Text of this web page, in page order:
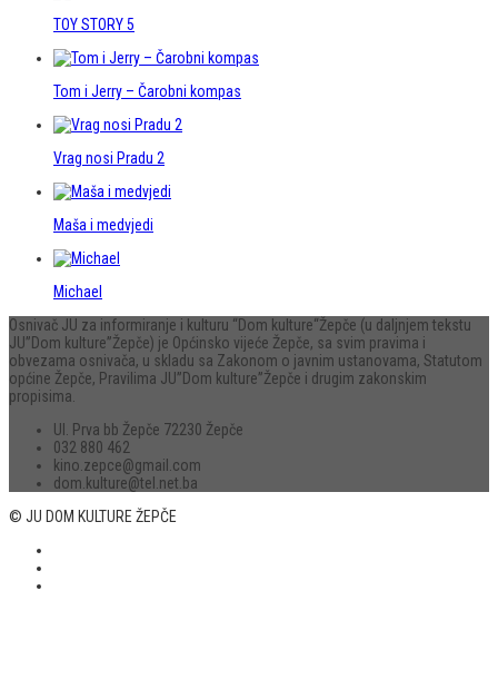
TOY STORY 5
Tom i Jerry – Čarobni kompas
Vrag nosi Pradu 2
Maša i medvjedi
Michael
Osnivač JU za informiranje i kulturu “Dom kulture“Žepče (u daljnjem tekstu
JU”Dom kulture”Žepče) je Općinsko vijeće Žepče, sa svim pravima i
obvezama osnivača, u skladu sa Zakonom o javnim ustanovama, Statutom
općine Žepče, Pravilima JU”Dom kulture”Žepče i drugim zakonskim
propisima.
Ul. Prva bb Žepče 72230 Žepče
032 880 462
kino.zepce@gmail.com
dom.kulture@tel.net.ba
© JU DOM KULTURE ŽEPČE